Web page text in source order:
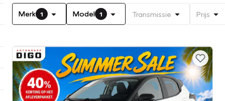
Merk 1 Model 1 Transmissie Prijs